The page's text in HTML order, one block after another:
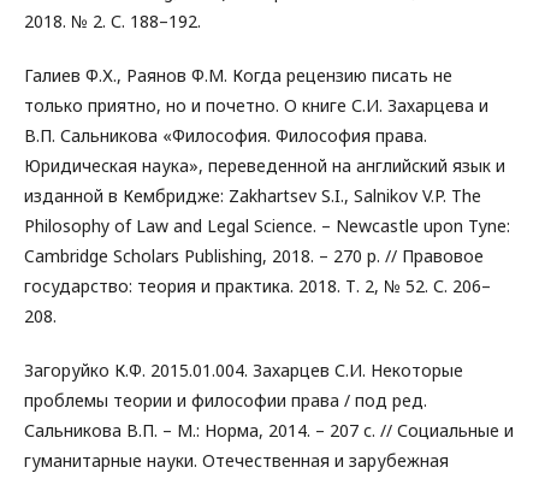
2018. № 2. С. 188–192.
Галиев Ф.Х., Раянов Ф.М. Когда рецензию писать не
только приятно, но и почетно. О книге С.И. Захарцева и
В.П. Сальникова «Философия. Философия права.
Юридическая наука», переведенной на английский язык и
изданной в Кембридже: Zakhartsev S.I., Salnikov V.P. The
Philosophy of Law and Legal Science. – Newcastle upon Tyne:
Cambridge Scholars Publishing, 2018. – 270 p. // Правовое
государство: теория и практика. 2018. Т. 2, № 52. С. 206–
208.
Загоруйко К.Ф. 2015.01.004. Захарцев С.И. Некоторые
проблемы теории и философии права / под ред.
Сальникова В.П. – М.: Норма, 2014. – 207 с. // Социальные и
гуманитарные науки. Отечественная и зарубежная